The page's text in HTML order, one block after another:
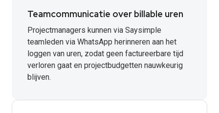
Teamcommunicatie over billable uren
Projectmanagers kunnen via Saysimple
teamleden via WhatsApp herinneren aan het
loggen van uren, zodat geen factureerbare tijd
verloren gaat en projectbudgetten nauwkeurig
blijven.